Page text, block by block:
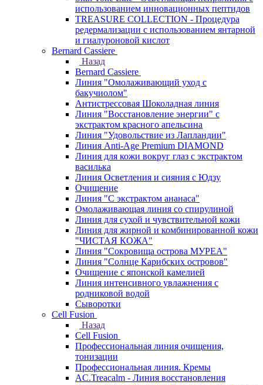
использованием инновационных пептидов
TREASURE COLLECTION - Процедура
редермализации с использованием янтарной
и гиалуроновой кислот
Bernard Cassiere
Назад
Bernard Cassiere
Линия "Омолаживающий уход с
бакучиолом"
Антистрессовая Шоколадная линия
Линия "Восстановление энергии" с
экстрактом красного апельсина
Линия "Удовольствие из Лапландии"
Линия Anti-Age Premium DIAMOND
Линия для кожи вокруг глаз с экстрактом
василька
Линия Осветления и сияния с Юдзу
Очищение
Линия "С экстрактом ананаса"
Омолаживающая линия со спирулиной
Линия для сухой и чувствительной кожи
Линия для жирной и комбинированной кожи
"ЧИСТАЯ КОЖА"
Линия "Сокровища острова МУРЕА"
Линия "Солнце Карибских островов"
Очищение с японской камелией
Линия интенсивного увлажнения с
родниковой водой
Сыворотки
Cell Fusion
Назад
Cell Fusion
Профессиональная линия очищения,
тонизации
Профессиональная линия. Кремы
AC.Treacalm - Линия восстановления